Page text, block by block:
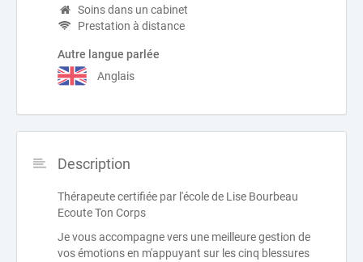
Soins dans un cabinet
Prestation à distance
Autre langue parlée
Anglais
Description
Thérapeute certifiée par l'école de Lise Bourbeau
Ecoute Ton Corps
Je vous accompagne vers une meilleure gestion de
vos émotions en m'appuyant sur les cinq blessures